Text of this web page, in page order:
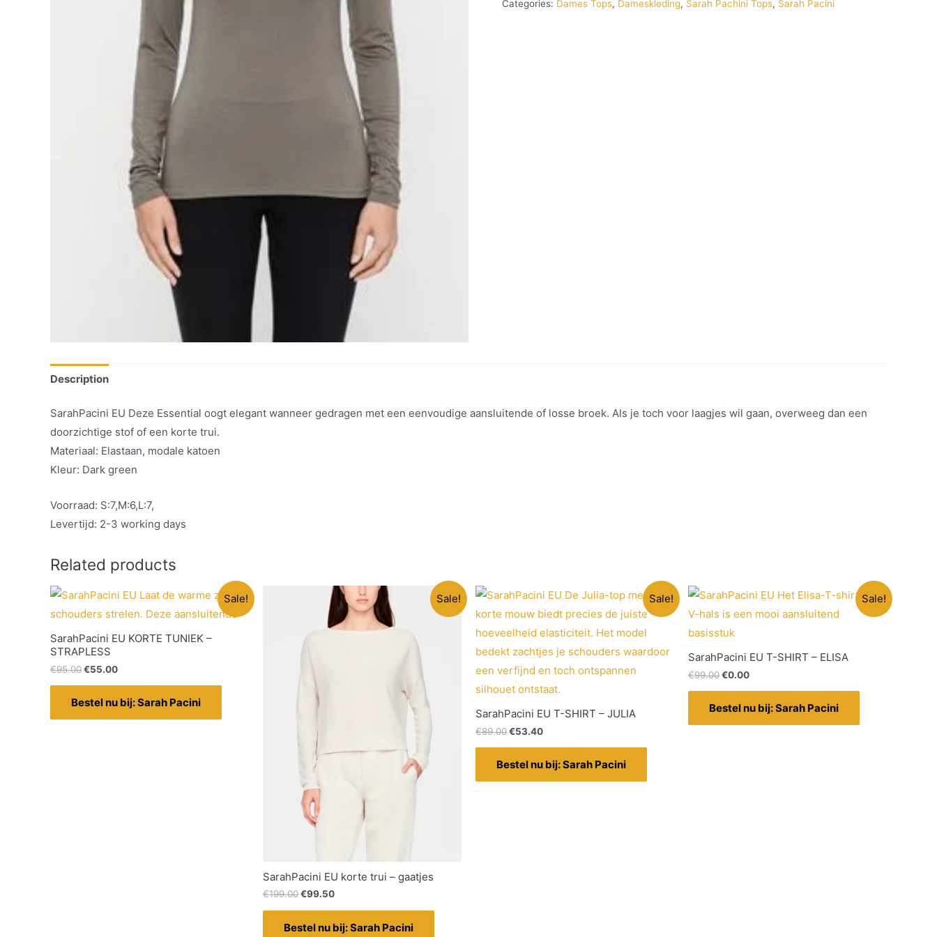
Categories: Dames Tops, Dameskleding, Sarah Pachini Tops, Sarah Pacini
Description
SarahPacini EU Deze Essential oogt elegant wanneer gedragen met een eenvoudige aansluitende of losse broek. Als je toch voor laagjes wil gaan, overweeg dan een
doorzichtige stof of een korte trui.
Materiaal: Elastaan, modale katoen
Kleur: Dark green
Voorraad: S:7,M:6,L:7,
Levertijd: 2-3 working days
Related products
Sale!
SarahPacini EU KORTE TUNIEK –
STRAPLESS
€95.00€55.00
Bestel nu bij: Sarah Pacini
Sale!
SarahPacini EU korte trui – gaatjes
€199.00€99.50
Bestel nu bij: Sarah Pacini
Sale!
SarahPacini EU T-SHIRT – JULIA
€89.00€53.40
Bestel nu bij: Sarah Pacini
Sale!
SarahPacini EU T-SHIRT – ELISA
€99.00€0.00
Bestel nu bij: Sarah Pacini